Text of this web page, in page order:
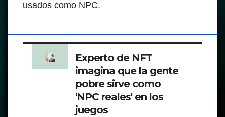
usados como NPC.
Experto de NFT
imagina que la gente
pobre sirve como
'NPC reales' en los
juegos